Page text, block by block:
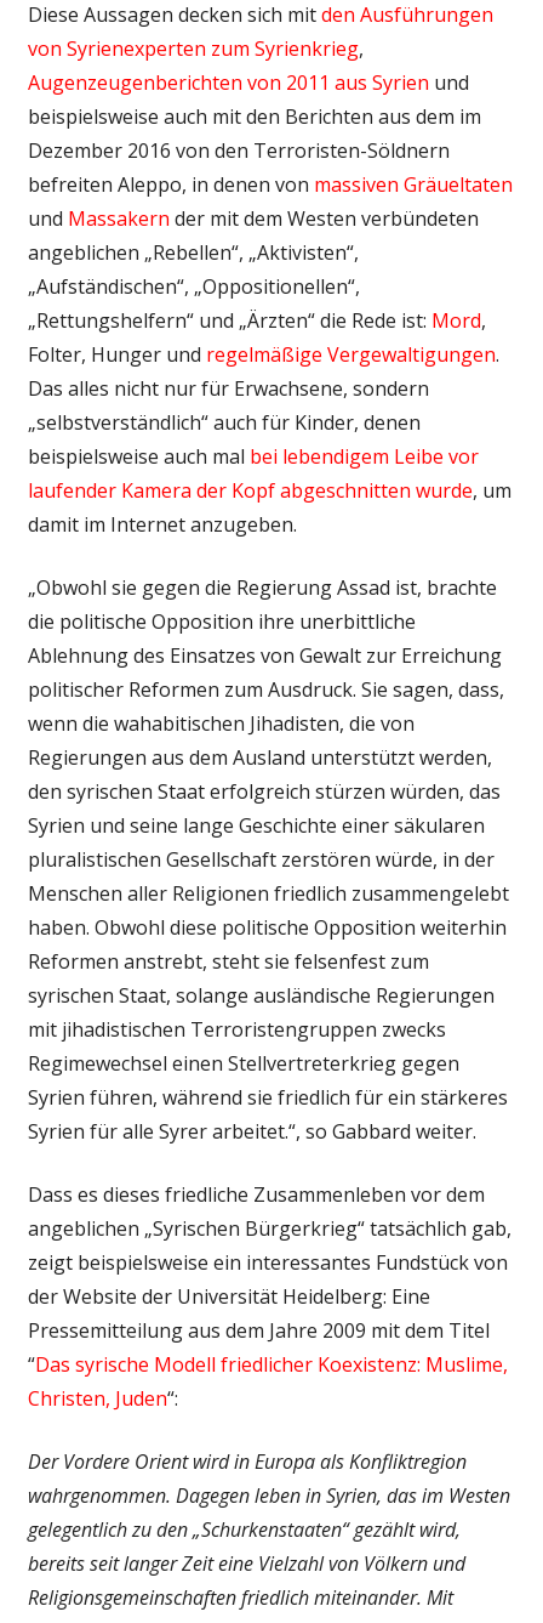
Diese Aussagen decken sich mitden Ausführungen
von Syrienexperten zum Syrienkrieg,
Augenzeugenberichten von 2011 aus Syrien und
beispielsweise auch mit den Berichten aus dem im
Dezember 2016 von den Terroristen-Söldnern
befreiten Aleppo, in denen von massiven Gräueltaten
und Massakern der mit dem Westen verbündeten
angeblichen „Rebellen“, „Aktivisten“,
„Aufständischen“, „Oppositionellen“,
„Rettungshelfern“ und „Ärzten“ die Rede ist: Mord,
Folter, Hunger und regelmäßige Vergewaltigungen.
Das alles nicht nur für Erwachsene, sondern
„selbstverständlich“ auch für Kinder, denen
beispielsweise auch mal bei lebendigem Leibe vor
laufender Kamera der Kopf abgeschnitten wurde, um
damit im Internet anzugeben.
„Obwohl sie gegen die Regierung Assad ist, brachte
die politische Opposition ihre unerbittliche
Ablehnung des Einsatzes von Gewalt zur Erreichung
politischer Reformen zum Ausdruck. Sie sagen, dass,
wenn die wahabitischen Jihadisten, die von
Regierungen aus dem Ausland unterstützt werden,
den syrischen Staat erfolgreich stürzen würden, das
Syrien und seine lange Geschichte einer säkularen
pluralistischen Gesellschaft zerstören würde, in der
Menschen aller Religionen friedlich zusammengelebt
haben. Obwohl diese politische Opposition weiterhin
Reformen anstrebt, steht sie felsenfest zum
syrischen Staat, solange ausländische Regierungen
mit jihadistischen Terroristengruppen zwecks
Regimewechsel einen Stellvertreterkrieg gegen
Syrien führen, während sie friedlich für ein stärkeres
Syrien für alle Syrer arbeitet.“, so Gabbard weiter.
Dass es dieses friedliche Zusammenleben vor dem
angeblichen „Syrischen Bürgerkrieg“ tatsächlich gab,
zeigt beispielsweise ein interessantes Fundstück von
der Website der Universität Heidelberg: Eine
Pressemitteilung aus dem Jahre 2009 mit dem Titel
“Das syrische Modell friedlicher Koexistenz: Muslime,
Christen, Juden“:
Der Vordere Orient wird in Europa als Konfliktregion
wahrgenommen. Dagegen leben in Syrien, das im Westen
gelegentlich zu den „Schurkenstaaten“ gezählt wird,
bereits seit langer Zeit eine Vielzahl von Völkern und
Religionsgemeinschaften friedlich miteinander. Mit